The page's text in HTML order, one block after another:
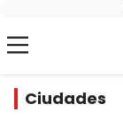
Ciudades